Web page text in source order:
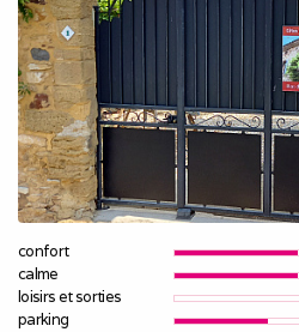
confort
calme
loisirs et sorties
parking